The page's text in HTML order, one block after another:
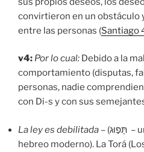
convirtieron en un obstáculo
entre las personas (Santiago
v4: Por lo cual: Debido a la
comportamiento (disputas,
personas, nadie
con Di-s y con sus
La ley es debilitada – (תָּפ֣וּג – un ‘cese el fuego’ en
hebreo moderno). La Torá